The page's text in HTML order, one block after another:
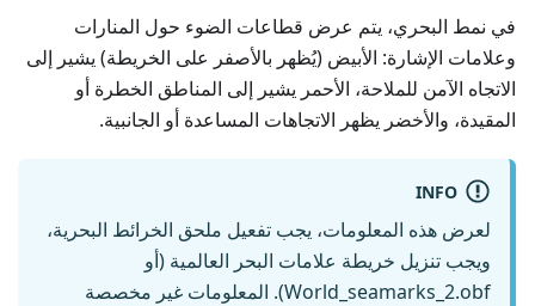
في نمط البحري، يتم عرض قطاعات الضوء حول المنارات
وعلامات الإشارة: الأبيض (يُظهر بالأصفر على الخريطة) يشير إلى
الاتجاه الآمن للملاحة، الأحمر يشير إلى المناطق الخطرة أو
المقيدة، والأخضر يظهر الاتجاهات المساعدة أو الجانبية.
INFO
لعرض هذه المعلومات، يجب تفعيل ملحق الخرائط البحرية،
ويجب تنزيل خريطة علامات البحر العالمية (أو
World_seamarks_2.obf). المعلومات غير مخصصة